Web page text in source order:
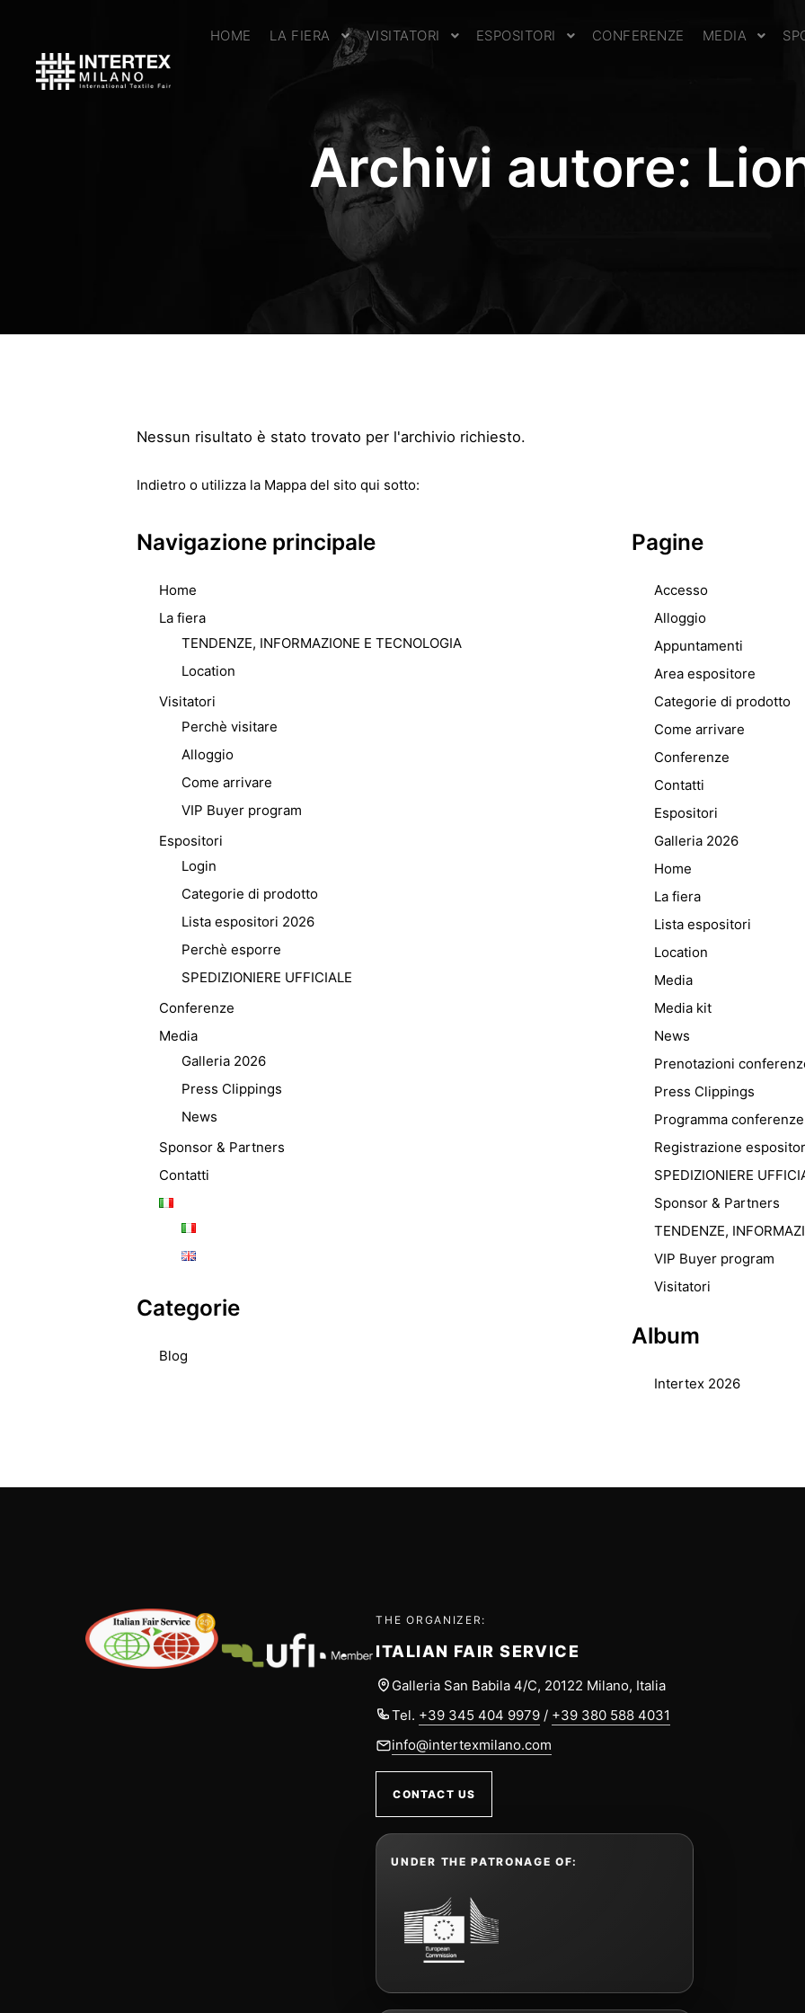
HOME LA FIERA VISITATORI ESPOSITORI CONFERENZE MEDIA
Archivi autore:
Nessun risultato è stato trovato per l'archivio richiesto.
Indietro o utilizza la Mappa del sito qui sotto:
Navigazione principale
Home
La fiera
TENDENZE, INFORMAZIONE E TECNOLOGIA
Location
Visitatori
Perchè visitare
Alloggio
Come arrivare
VIP Buyer program
Espositori
Login
Categorie di prodotto
Lista espositori 2026
Perchè esporre
SPEDIZIONIERE UFFICIALE
Conferenze
Media
Galleria 2026
Press Clippings
News
Sponsor & Partners
Contatti
Categorie
Blog
Pagine
Accesso
Alloggio
Appuntamenti
Area espositore
Categorie di prodotto
Come arrivare
Conferenze
Contatti
Espositori
Galleria 2026
Home
La fiera
Lista espositori
Location
Media
Media kit
News
Prenotazioni
Press Clippings
Programma conferenze
Registrazione
SPEDIZIONIERE
Sponsor & Partners
TENDENZE,
VIP Buyer program
Visitatori
Album
Intertex 2026
THE ORGANIZER:
ITALIAN FAIR SERVICE
Galleria San Babila 4/C, 20122 Milano, Italia
Tel. +39 345 404 9979 / +39 380 588 4031
info@intertexmilano.com
CONTACT US
UNDER THE PATRONAGE OF: